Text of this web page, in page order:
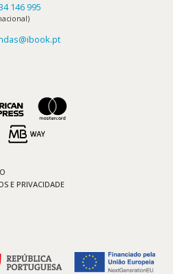
146 995
E PRIVACIDADE